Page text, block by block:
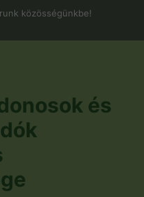
közösségünkbe!
és